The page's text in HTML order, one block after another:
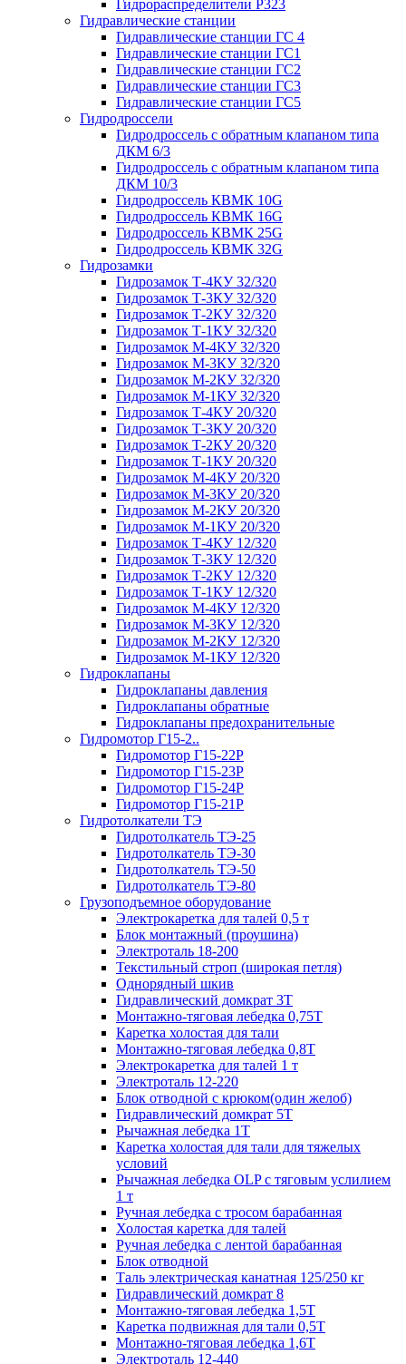
Гидрораспределители Р323
Гидравлические станции
Гидравлические станции ГС 4
Гидравлические станции ГС1
Гидравлические станции ГС2
Гидравлические станции ГС3
Гидравлические станции ГС5
Гидродроссели
Гидродроссель с обратным клапаном типа
ДКМ 6/3
Гидродроссель с обратным клапаном типа
ДКМ 10/3
Гидродроссель КВМК 10G
Гидродроссель КВМК 16G
Гидродроссель КВМК 25G
Гидродроссель КВМК 32G
Гидрозамки
Гидрозамок Т-4КУ 32/320
Гидрозамок Т-3КУ 32/320
Гидрозамок Т-2КУ 32/320
Гидрозамок Т-1КУ 32/320
Гидрозамок М-4КУ 32/320
Гидрозамок М-3КУ 32/320
Гидрозамок М-2КУ 32/320
Гидрозамок М-1КУ 32/320
Гидрозамок Т-4КУ 20/320
Гидрозамок Т-3КУ 20/320
Гидрозамок Т-2КУ 20/320
Гидрозамок Т-1КУ 20/320
Гидрозамок М-4КУ 20/320
Гидрозамок М-3КУ 20/320
Гидрозамок М-2КУ 20/320
Гидрозамок М-1КУ 20/320
Гидрозамок Т-4КУ 12/320
Гидрозамок Т-3КУ 12/320
Гидрозамок Т-2КУ 12/320
Гидрозамок Т-1КУ 12/320
Гидрозамок М-4КУ 12/320
Гидрозамок М-3КУ 12/320
Гидрозамок М-2КУ 12/320
Гидрозамок М-1КУ 12/320
Гидроклапаны
Гидроклапаны давления
Гидроклапаны обратные
Гидроклапаны предохранительные
Гидромотор Г15-2..
Гидромотор Г15-22Р
Гидромотор Г15-23Р
Гидромотор Г15-24Р
Гидромотор Г15-21Р
Гидротолкатели ТЭ
Гидротолкатель ТЭ-25
Гидротолкатель ТЭ-30
Гидротолкатель ТЭ-50
Гидротолкатель ТЭ-80
Грузоподъемное оборудование
Электрокаретка для талей 0,5 т
Блок монтажный (проушина)
Электроталь 18-200
Текстильный строп (широкая петля)
Однорядный шкив
Гидравлический домкрат 3T
Монтажно-тяговая лебедка 0,75Т
Каретка холостая для тали
Монтажно-тяговая лебедка 0,8Т
Электрокаретка для талей 1 т
Электроталь 12-220
Блок отводной с крюком(один желоб)
Гидравлический домкрат 5T
Рычажная лебедка 1Т
Каретка холостая для тали для тяжелых
условий
Рычажная лебедка OLP с тяговым услилием
1 т
Ручная лебедка с тросом барабанная
Холостая каретка для талей
Ручная лебедка с лентой барабанная
Блок отводной
Таль электрическая канатная 125/250 кг
Гидравлический домкрат 8
Монтажно-тяговая лебедка 1,5Т
Каретка подвижная для тали 0,5Т
Монтажно-тяговая лебедка 1,6Т
Электроталь 12-440